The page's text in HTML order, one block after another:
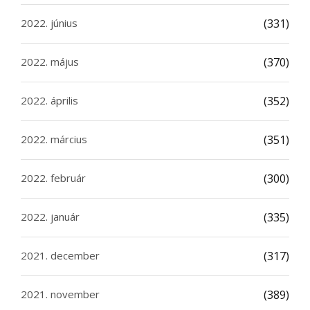
2022. június (331)
2022. május (370)
2022. április (352)
2022. március (351)
2022. február (300)
2022. január (335)
2021. december (317)
2021. november (389)